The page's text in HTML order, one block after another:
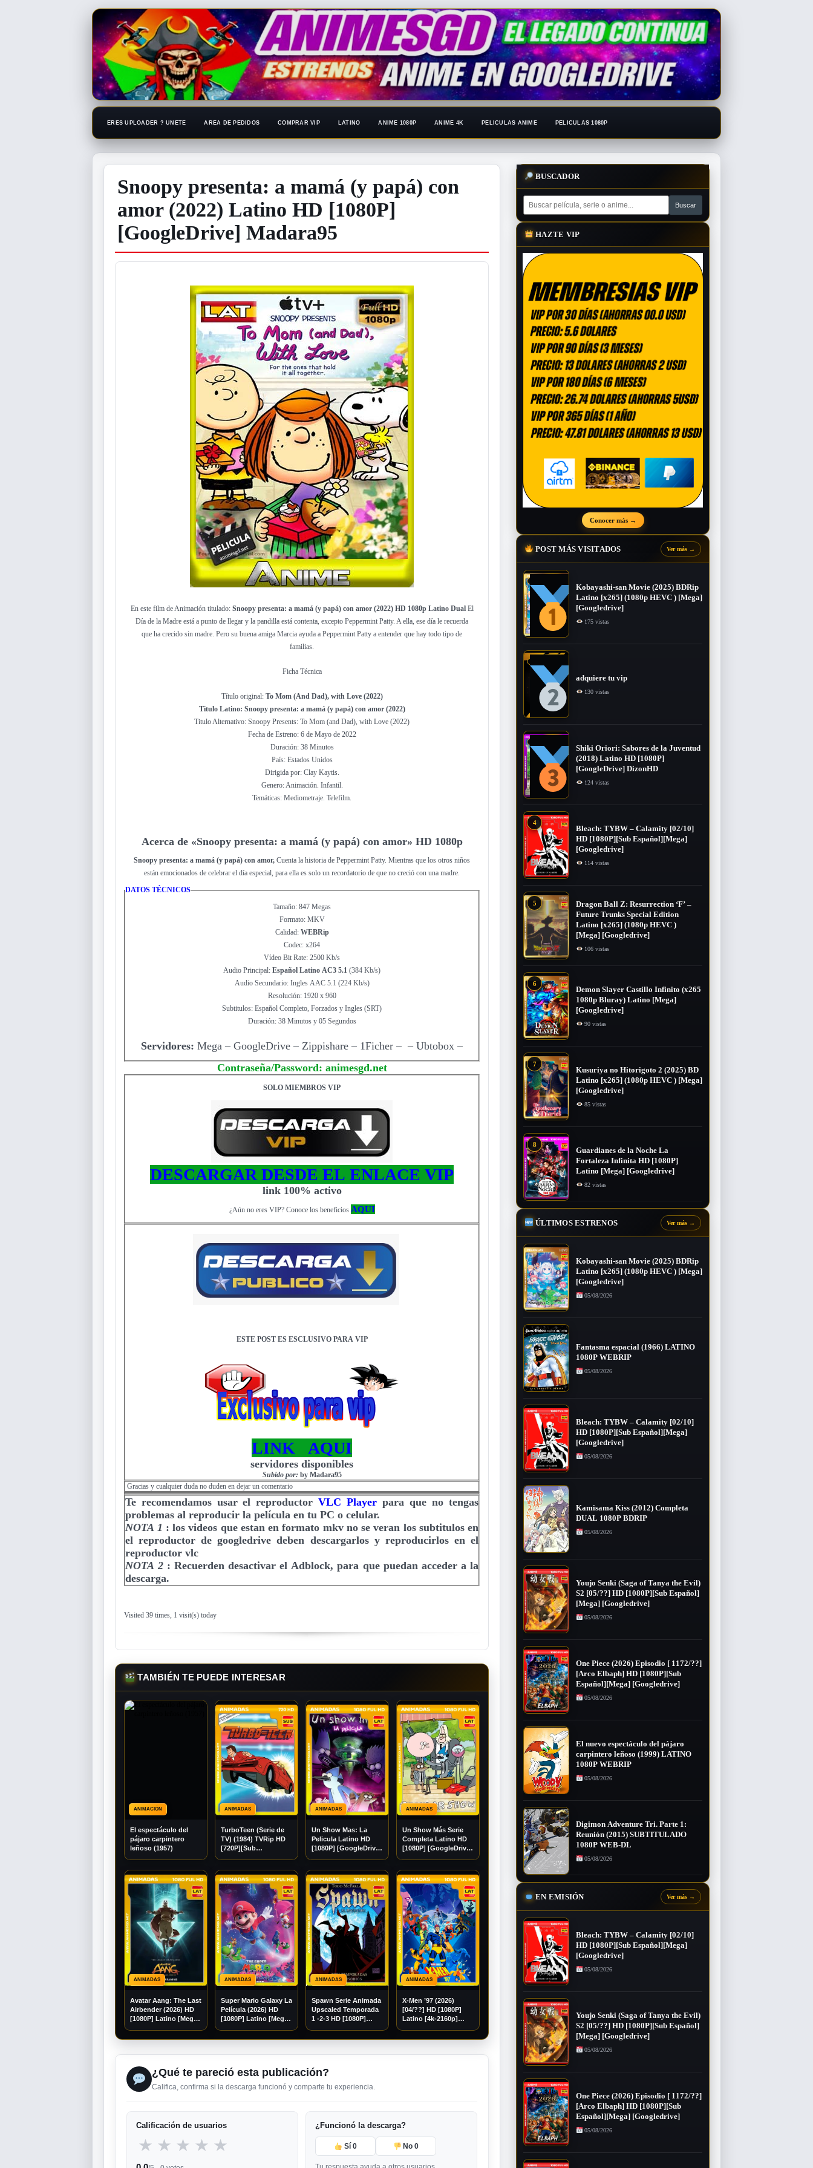
ERES UPLOADER ? UNETE AREA DE PEDIDOS COMPRAR VIP LATINO ANIME 1080P ANIME 4K PELICULAS ANIME PELICULAS 1080P
Snoopy presenta: a mamá (y papá) con
amor (2022) Latino HD [1080P]
[GoogleDrive] Madara95
En este film de Animación titulado:Snoopy presenta: a mamá (y papá) con amor (2022) HD 1080p Latino DualEl
Día de la Madre está a punto de llegar y la pandilla está contenta, excepto Peppermint Patty. A ella, ese día le recuerda
que ha crecido sin madre. Pero su buena amiga Marcia ayuda a Peppermint Patty a entender que hay todo tipo de
familias.
Ficha Técnica
Título original:To Mom (And Dad), with Love (2022)
Titulo Latino: Snoopy presenta: a mamá (y papá) con amor (2022)
Titulo Alternativo: Snoopy Presents: To Mom (and Dad), with Love (2022)
Fecha de Estreno: 6 de Mayo de 2022
Duración: 38 Minutos
País: Estados Unidos
Dirigida por: Clay Kaytis.
Genero: Animación. Infantil.
Temáticas: Mediometraje. Telefilm.
Acerca de «Snoopy presenta: a mamá (y papá) con amor» HD 1080p
Snoopy presenta: a mamá (y papá) con amor, Cuenta la historia de Peppermint Patty. Mientras que los otros niños
están emocionados de celebrar el día especial, para ella es solo un recordatorio de que no creció con una madre.
DATOS TÉCNICOS
Tamaño: 847 Megas
Formato: MKV
Calidad: WEBRip
Codec: x264
Vídeo Bit Rate: 2500 Kb/s
Audio Principal: Español Latino AC3 5.1 (384 Kb/s)
Audio Secundario: Ingles AAC 5.1 (224 Kb/s)
Resolución: 1920 x 960
Subtitulos: Español Completo, Forzados y Ingles (SRT)
Duración: 38 Minutos y 05 Segundos
Servidores: Mega – GoogleDrive – Zippishare – 1Ficher – – Ubtobox –
Contraseña/Password: animesgd.net
SOLO MIEMBROS VIP
DESCARGAR DESDE EL ENLACE VIP
link 100% activo
¿Aún no eres VIP? Conoce los beneficios AQUI
ESTE POST ES ESCLUSIVO PARA VIP
LINK AQUI
servidores disponibles
Subido por: by Madara95
Gracias y cualquier duda no duden en dejar un comentario
Te recomendamos usar el reproductor VLC Player para que no tengas
problemas al reproducir la película en tu PC o celular.
NOTA 1 : los videos que estan en formato mkv no se veran los subtitulos en
el reproductor de googledrive deben descargarlos y reproducirlos en el
reproductor vlc
NOTA 2 : Recuerden desactivar el Adblock, para que puedan acceder a la
descarga.
Visited 39 times, 1 visit(s) today
TAMBIÉN TE PUEDE INTERESAR
ANIMACIÓN
El espectáculo del
pájaro carpintero
leñoso (1957)
ANIMADAS
TurboTeen (Serie de
TV) (1984) TVRip HD
[720P][Sub
ANIMADAS
Un Show Mas: La
Pelicula Latino HD
[1080P] [GoogleDrive]
ANIMADAS
Un Show Más Serie
Completa Latino HD
[1080P] [GoogleDrive]
ANIMADAS
Avatar Aang: The Last
Airbender (2026) HD
[1080P] Latino [Mega]
ANIMADAS
Super Mario Galaxy La
Película (2026) HD
[1080P] Latino [Mega]
ANIMADAS
Spawn Serie Animada
Upscaled Temporada
1 -2-3 HD [1080P]
ANIMADAS
X-Men ’97 (2026)
[04/??] HD [1080P]
Latino [4k-2160p]
¿Qué te pareció esta publicación?
Califica, confirma si la descarga funcionó y comparte tu experiencia.
Calificación de usuarios
★ ★ ★ ★ ★
¿Funcionó la descarga?
Sí 0 No0
BUSCADOR
HAZTE VIP
Conocer más →
POST MÁS VISITADOS Ver más →
Kobayashi-san Movie (2025) BDRip
Latino [x265] (1080p HEVC ) [Mega]
[Googledrive]
175 vistas
adquiere tu vip
130 vistas
Shiki Oriori: Sabores de la Juventud
(2018) Latino HD [1080P]
[GoogleDrive] DizonHD
124 vistas
4
Bleach: TYBW – Calamity [02/10]
HD [1080P][Sub Español][Mega]
[Googledrive]
114 vistas
5
Dragon Ball Z: Resurrection ‘F’ –
Future Trunks Special Edition
Latino [x265] (1080p HEVC )
[Mega] [Googledrive]
106 vistas
6
Demon Slayer Castillo Infinito (x265
1080p Bluray) Latino [Mega]
[Googledrive]
90 vistas
7
Kusuriya no Hitorigoto 2 (2025) BD
Latino [x265] (1080p HEVC ) [Mega]
[Googledrive]
85 vistas
8
Guardianes de la Noche La
Fortaleza Infinita HD [1080P]
Latino [Mega] [Googledrive]
82 vistas
ÚLTIMOS ESTRENOS Ver más →
Kobayashi-san Movie (2025) BDRip
Latino [x265] (1080p HEVC ) [Mega]
[Googledrive]
05/08/2026
Fantasma espacial (1966) LATINO
1080P WEBRIP
05/08/2026
Bleach: TYBW – Calamity [02/10]
HD [1080P][Sub Español][Mega]
[Googledrive]
05/08/2026
Kamisama Kiss (2012) Completa
DUAL 1080P BDRIP
05/08/2026
Youjo Senki (Saga of Tanya the Evil)
S2 [05/??] HD [1080P][Sub Español]
[Mega] [Googledrive]
05/08/2026
One Piece (2026) Episodio [ 1172/??]
[Arco Elbaph] HD [1080P][Sub
Español][Mega] [Googledrive]
05/08/2026
El nuevo espectáculo del pájaro
carpintero leñoso (1999) LATINO
1080P WEBRIP
05/08/2026
Digimon Adventure Tri. Parte 1:
Reunión (2015) SUBTITULADO
1080P WEB-DL
05/08/2026
EN EMISIÓN Ver más →
Bleach: TYBW – Calamity [02/10]
HD [1080P][Sub Español][Mega]
[Googledrive]
05/08/2026
Youjo Senki (Saga of Tanya the Evil)
S2 [05/??] HD [1080P][Sub Español]
[Mega] [Googledrive]
05/08/2026
One Piece (2026) Episodio [ 1172/??]
[Arco Elbaph] HD [1080P][Sub
Español][Mega] [Googledrive]
05/08/2026